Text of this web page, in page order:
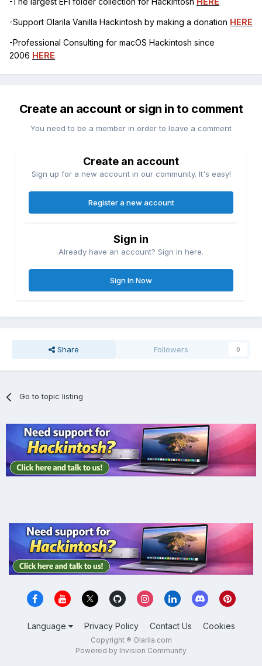
-Support Olarila Vanilla Hackintosh by making a donation HERE
-Professional Consulting for macOS Hackintosh since
2006 HERE
Create an account or sign in to comment
You need to be a member in order to leave a comment
Create an account
Sign up for a new account in our community. It's easy!
Register a new account
Sign in
Already have an account? Sign in here.
Sign In Now
Share Followers 0
Go to topic listing
Language Privacy Policy Contact Us Cookies
Copyright ® Olarila.com
Powered by Invision Community